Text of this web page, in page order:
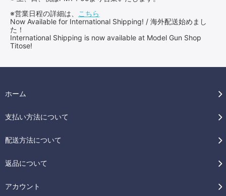
※営業日程の詳細は、
こちら
Now Available for International Shipping! / 海外配送始めまし
た！
International Shipping is now available at Model Gun Shop
Titose!
ホーム
支払い方法について
配送方法について
返品について
アカウント